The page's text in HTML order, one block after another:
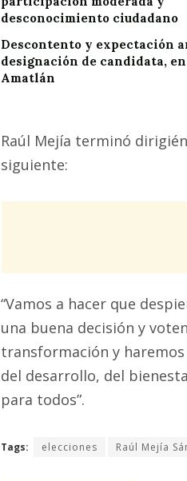
desconocimiento ciudadano
Descontento y expectación
designación de candidata, en
Amatlán
Raúl Mejía terminó
siguiente:
“Vamos a hacer que
una buena decisión y
transformación y
del desarrollo, del
para todos”.
Tags: elecciones Raúl Mejía